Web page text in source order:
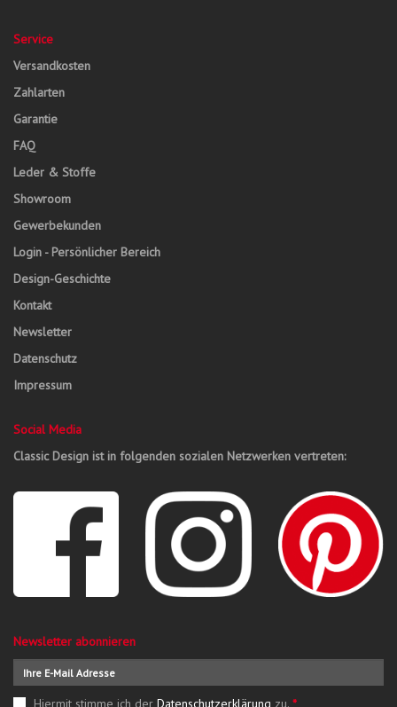
Service
Versandkosten
Zahlarten
Garantie
FAQ
Leder & Stoffe
Showroom
Gewerbekunden
Login - Persönlicher Bereich
Design-Geschichte
Kontakt
Newsletter
Datenschutz
Impressum
Social Media
Classic Design ist in folgenden sozialen Netzwerken vertreten:
Newsletter abonnieren
Hiermit stimme ich der Datenschutzerklärung zu. *